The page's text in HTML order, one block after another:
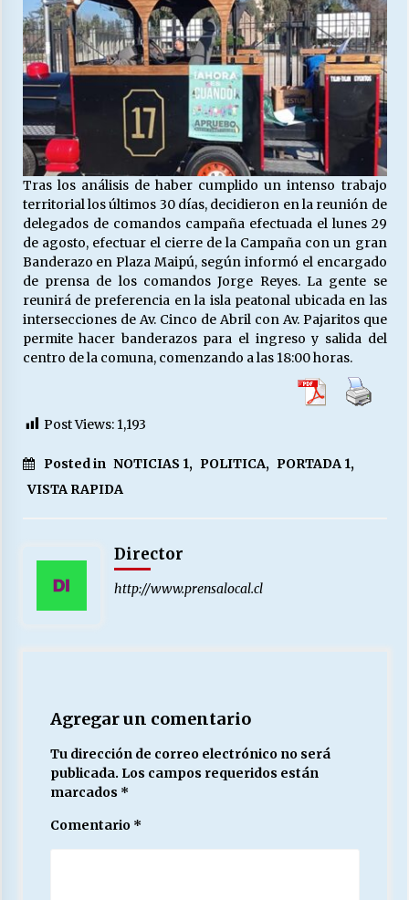
Tras los análisis de haber cumplido un intenso trabajo
territorial los últimos 30 días, decidieron en la reunión de
delegados de comandos campaña efectuada el lunes 29
de agosto, efectuar el cierre de la Campaña con un gran
Banderazo en Plaza Maipú, según informó el encargado
de prensa de los comandos Jorge Reyes. La gente se
reunirá de preferencia en la isla peatonal ubicada en las
intersecciones de Av. Cinco de Abril con Av. Pajaritos que
permite hacer banderazos para el ingreso y salida del
centro de la comuna, comenzando a las 18:00 horas.
Post Views: 1,193
Posted in NOTICIAS 1, POLITICA, PORTADA 1,
VISTA RAPIDA
Director
http://www.prensalocal.cl
Agregar un comentario
Tu dirección de correo electrónico no será
publicada. Los campos requeridos están
marcados *
Comentario *